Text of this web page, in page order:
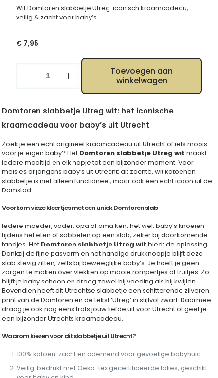
Wit Domtoren slabbetje Utreg: iconisch kraamcadeau,
veilig & zacht voor baby’s.
€ 7,95
slabbetje
Uniek
Utrechts
aantal
Toevoegen aan
winkelwagen
Domtoren slabbetje Utreg wit: het iconische
kraamcadeau voor baby’s uit Utrecht
Zoek je een echt origineel kraamcadeau uit Utrecht of iets moois
voor je eigen baby? Het Domtoren slabbetje Utreg wit maakt
iedere maaltijd en elk hapje tot een bijzonder moment. Voor
meisjes of jongens baby’s uit Utrecht: dit zachte, wit katoenen
slabbetje is niet alleen functioneel, maar ook een echt icoon uit de
Domstad.
Voorkom vieze kleertjes met een uniek Domtoren slab
Iedere moeder, vader, opa of oma kent het wel: baby’s knoeien
tijdens het eten of sabbelen op een slab, zeker bij doorkomende
tandjes. Het Domtoren slabbetje Utreg wit biedt de oplossing.
Dankzij de fijne pasvorm en het handige drukknoopje blijft deze
slab stevig zitten, zelfs bij beweeglijke baby’s. Je hoeft je geen
zorgen te maken over vlekken op mooie rompertjes of truitjes. Zo
blijft je baby schoon en droog zowel bij voeding als bij kwijlen.
Bovendien heeft dit Utrechtse slabbetje een schitterende zilveren
print van de Domtoren en de tekst ‘Utreg’ in stijlvol zwart. Daarmee
draag je ook nog eens trots jouw liefde uit voor Utrecht of geef je
een bijzonder Utrechts kraamcadeau.
Waarom kiezen voor dit slabbetje uit Utrecht?
100% katoen: zacht en ademend voor gevoelige babyhuid
Veilig: bedrukt met Oeko-tex gecertificeerde folies, geschikt